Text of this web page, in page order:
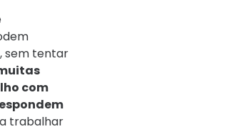
, sem tentar
com
trabalhar